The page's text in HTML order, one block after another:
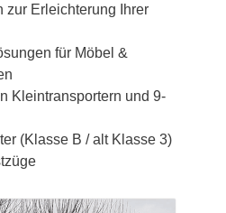
zur Erleichterung Ihrer
für Möbel &
Kleintransportern und 9-
(Klasse B / alt Klasse 3)